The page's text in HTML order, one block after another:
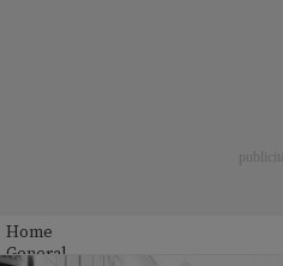
Home
General